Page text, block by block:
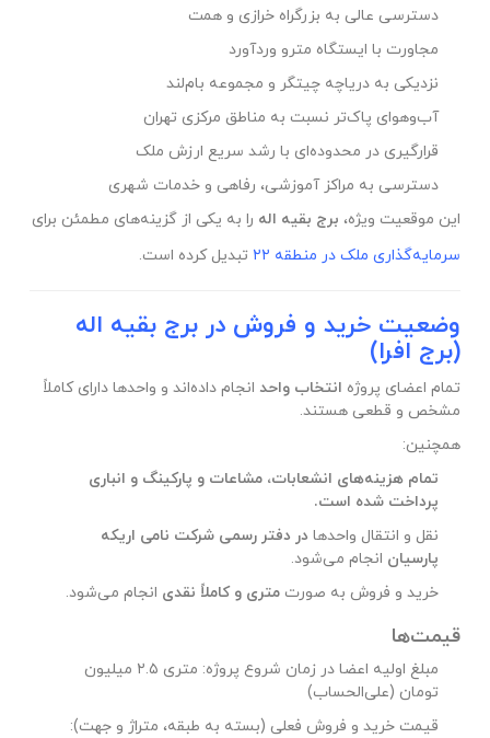
دسترسی عالی به بزرگراه خرازی و همت
مجاورت با ایستگاه مترو وردآورد
نزدیکی به دریاچه چیتگر و مجموعه بام‌لند
آب‌وهوای پاک‌تر نسبت به مناطق مرکزی تهران
قرارگیری در محدوده‌ای با رشد سریع ارزش ملک
دسترسی به مراکز آموزشی، رفاهی و خدمات شهری
این موقعیت ویژه،برج بقیه الهرا به یکی از گزینه‌های مطمئن برای
سرمایه‌گذاری ملک در منطقه ۲۲
تبدیل کرده است.
وضعیت خرید و فروش در برج بقیه اله
(برج افرا)
تمام اعضای پروژهانتخاب واحدانجام داده‌اند و واحدها دارای کاملاً
مشخص و قطعی هستند.
همچنین:
تمام هزینه‌های انشعابات، مشاعات و پارکینگ و انباری
پرداخت شده است.
نقل و انتقال واحدهادر دفتر رسمی شرکت نامی اریکه
پارسیانانجام می‌شود.
خرید و فروش به صورتمتری و کاملاً نقدیانجام می‌شود.
قیمت‌ها
مبلغ اولیه اعضا در زمان شروع پروژه: متری ۲.۵ میلیون
تومان (علی‌الحساب)
قیمت خرید و فروش فعلی (بسته به طبقه، متراژ و جهت):